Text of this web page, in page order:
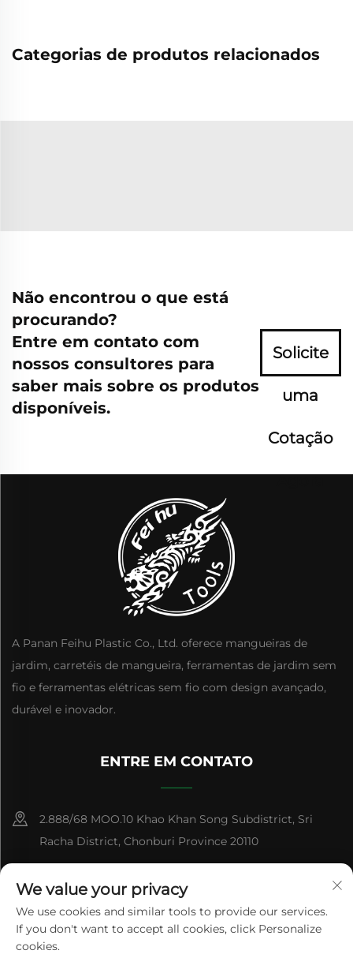
Categorias de produtos relacionados
Não encontrou o que está
procurando?
Entre em contato com
nossos consultores para
saber mais sobre os produtos
disponíveis.
Solicite
uma
Cotação
Agora
A Panan Feihu Plastic Co., Ltd. oferece mangueiras de
jardim, carretéis de mangueira, ferramentas de jardim sem
fio e ferramentas elétricas sem fio com design avançado,
durável e inovador.
ENTRE EM CONTATO
2.888/68 MOO.10 Khao Khan Song Subdistrict, Sri
Racha District, Chonburi Province 20110
[email protected]
We value your privacy
We use cookies and similar tools to provide our services.
If you don't want to accept all cookies, click Personalize
cookies.